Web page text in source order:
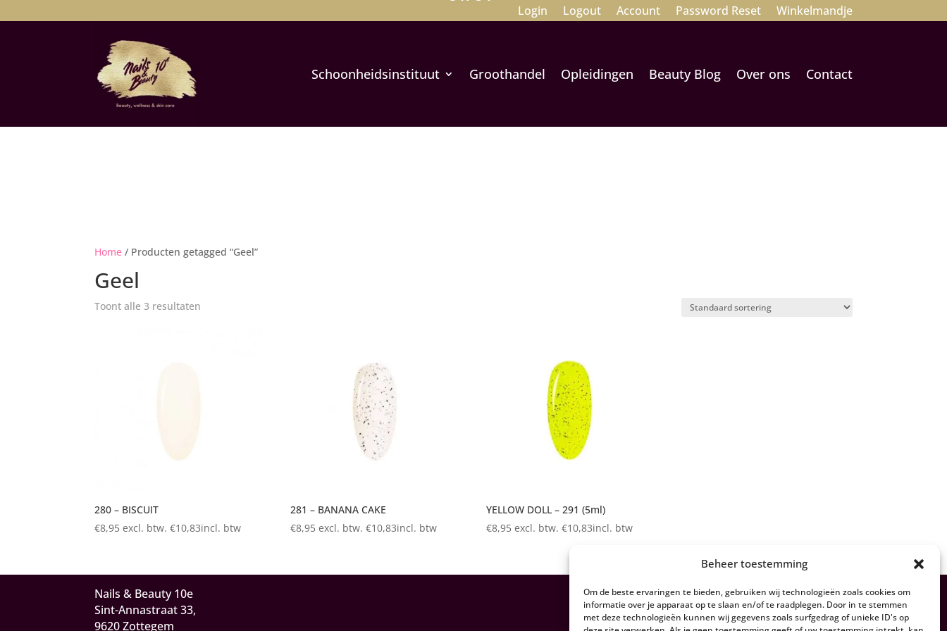
Beheer toestemming
Om de beste ervaringen te bieden, gebruiken wij technologieën zoals cookies om
informatie over je apparaat op te slaan en/of te raadplegen. Door in te stemmen
met deze technologieën kunnen wij gegevens zoals surfgedrag of unieke ID's op
Login Logout Account Password Reset Winkelmandje
Schoonheidsinstituut Groothandel Opleidingen Beauty Blog Over ons Contact
Home / Producten getagged “Geel”
Geel
Toont alle 3 resultaten
280 – BISCUIT
€8,95 excl. btw.€10,83incl. btw
281 – BANANA CAKE
€8,95 excl. btw.€10,83incl. btw
YELLOW DOLL – 291 (5ml)
€8,95 excl. btw.€10,83incl. btw
Nails & Beauty 10e
Sint-Annastraat 33,
9620 Zottegem